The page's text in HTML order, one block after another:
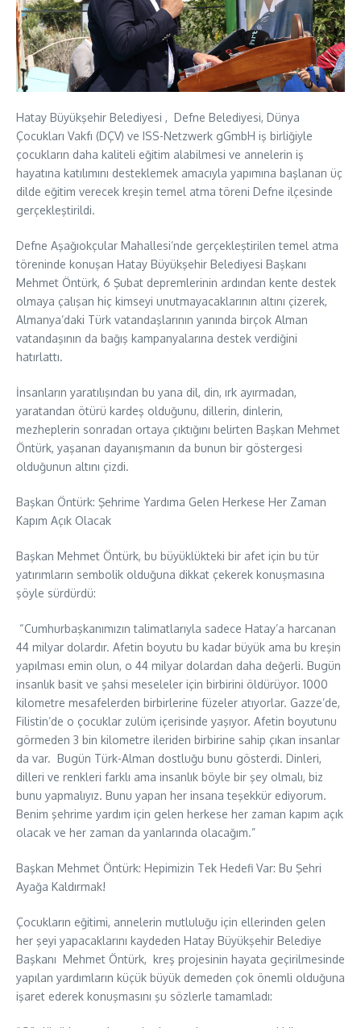
Hatay Büyükşehir Belediyesi , Defne Belediyesi, Dünya
Çocukları Vakfı (DÇV) ve ISS-Netzwerk gGmbH iş birliğiyle
çocukların daha kaliteli eğitim alabilmesi ve annelerin iş
hayatına katılımını desteklemek amacıyla yapımına başlanan üç
dilde eğitim verecek kreşin temel atma töreni Defne ilçesinde
gerçekleştirildi.
Defne Aşağıokçular Mahallesi’nde gerçekleştirilen temel atma
töreninde konuşan Hatay Büyükşehir Belediyesi Başkanı
Mehmet Öntürk, 6 Şubat depremlerinin ardından kente destek
olmaya çalışan hiç kimseyi unutmayacaklarının altını çizerek,
Almanya’daki Türk vatandaşlarının yanında birçok Alman
vatandaşının da bağış kampanyalarına destek verdiğini
hatırlattı.
İnsanların yaratılışından bu yana dil, din, ırk ayırmadan,
yaratandan ötürü kardeş olduğunu, dillerin, dinlerin,
mezheplerin sonradan ortaya çıktığını belirten Başkan Mehmet
Öntürk, yaşanan dayanışmanın da bunun bir göstergesi
olduğunun altını çizdi.
Başkan Öntürk: Şehrime Yardıma Gelen Herkese Her Zaman
Kapım Açık Olacak
Başkan Mehmet Öntürk, bu büyüklükteki bir afet için bu tür
yatırımların sembolik olduğuna dikkat çekerek konuşmasına
şöyle sürdürdü:
“Cumhurbaşkanımızın talimatlarıyla sadece Hatay’a harcanan
44 milyar dolardır. Afetin boyutu bu kadar büyük ama bu kreşin
yapılması emin olun, o 44 milyar dolardan daha değerli. Bugün
insanlık basit ve şahsi meseleler için birbirini öldürüyor. 1000
kilometre mesafelerden birbirlerine füzeler atıyorlar. Gazze’de,
Filistin’de o çocuklar zulüm içerisinde yaşıyor. Afetin boyutunu
görmeden 3 bin kilometre ileriden birbirine sahip çıkan insanlar
da var. Bugün Türk-Alman dostluğu bunu gösterdi. Dinleri,
dilleri ve renkleri farklı ama insanlık böyle bir şey olmalı, biz
bunu yapmalıyız. Bunu yapan her insana teşekkür ediyorum.
Benim şehrime yardım için gelen herkese her zaman kapım açık
olacak ve her zaman da yanlarında olacağım.”
Başkan Mehmet Öntürk: Hepimizin Tek Hedefi Var: Bu Şehri
Ayağa Kaldırmak!
Çocukların eğitimi, annelerin mutluluğu için ellerinden gelen
her şeyi yapacaklarını kaydeden Hatay Büyükşehir Belediye
Başkanı Mehmet Öntürk, kreş projesinin hayata geçirilmesinde
yapılan yardımların küçük büyük demeden çok önemli olduğuna
işaret ederek konuşmasını şu sözlerle tamamladı: